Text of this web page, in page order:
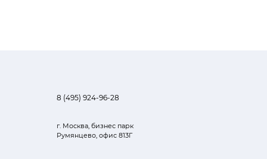
8 (495) 924-96-28
г. Москва, бизнес парк
Румянцево, офис 813Г